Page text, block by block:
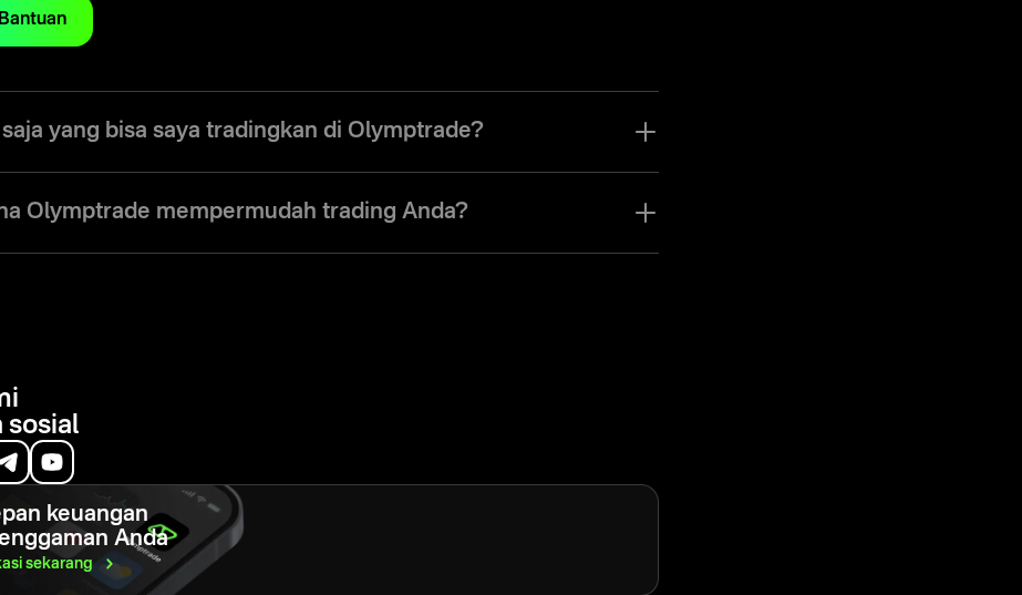
yang bisa saya tradingkan di Olymptrade?
kripto, dan ETF. Platform ini memudahkan Anda trading berbagai instrumen dalam satu
real time dan analisa pasar terintegrasi.
Olymptrade mempermudah trading Anda?
sosial
keuangan
Anda
sekarang